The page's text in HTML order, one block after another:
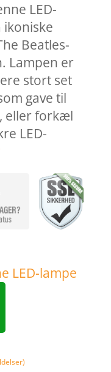
LED-
Beatles-
Lampen er
stort set
gave til
eller forkæl
LED-